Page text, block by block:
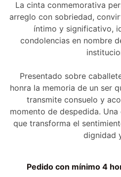
La cinta conmemorativa
arreglo con sobriedad,
íntimo y significativo,
condolencias en nombre
Presentado sobre
honra la memoria de un ser
transmite consuelo y
momento de despedida.
que transforma el
dignidad
Pedido con mínimo 4